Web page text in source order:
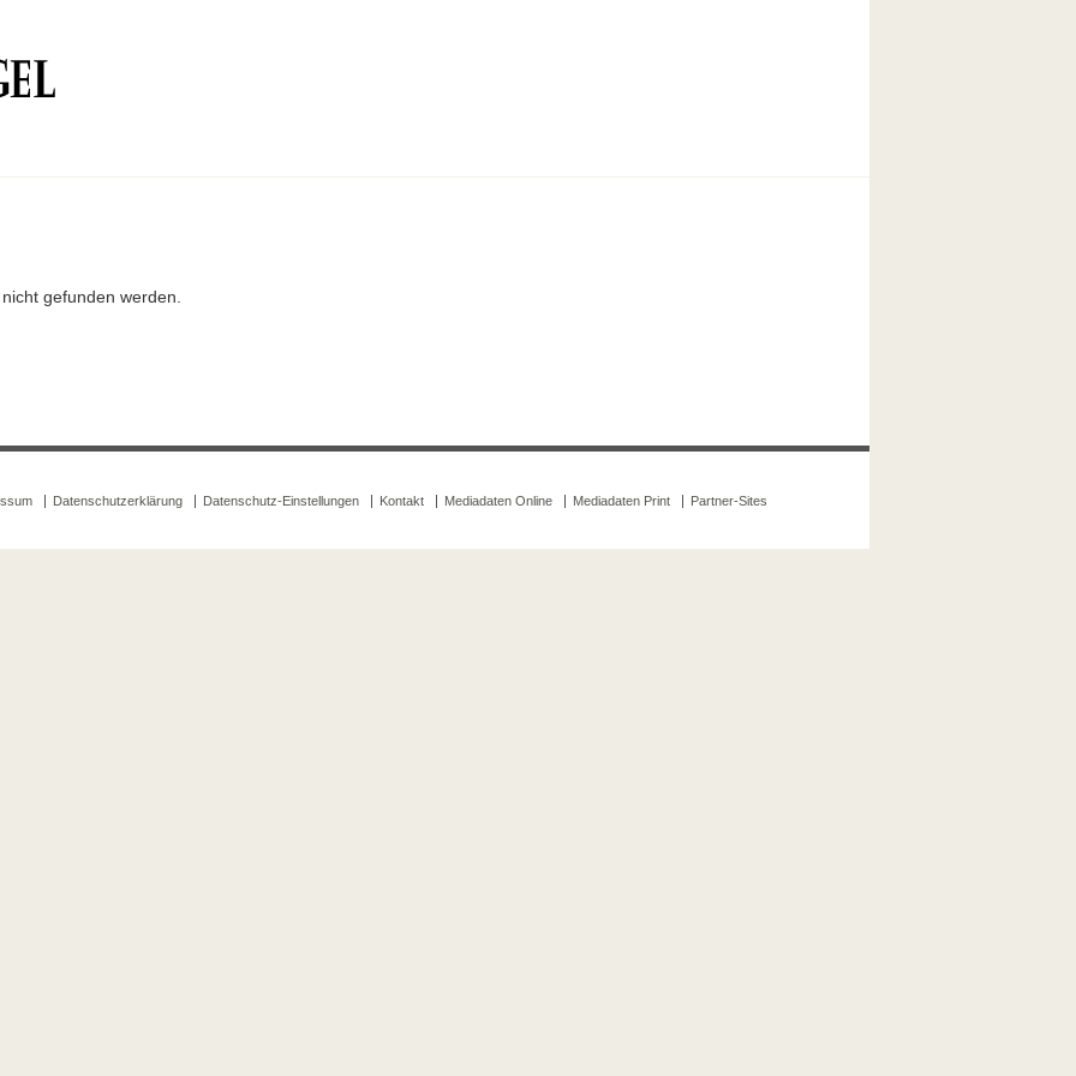
gefunden werden.
Datenschutzerklärung Datenschutz-Einstellungen Kontakt Mediadaten Online Mediadaten Print Partner-Sites